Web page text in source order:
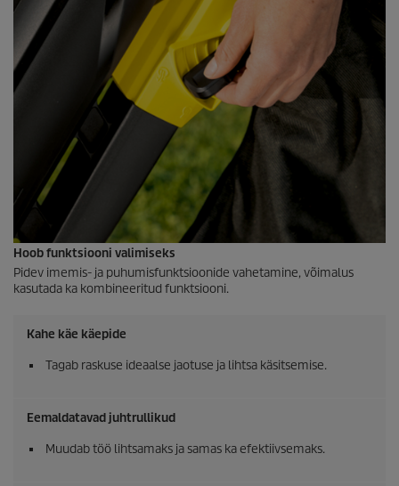
Hoob funktsiooni valimiseks
Pidev imemis- ja puhumisfunktsioonide vahetamine, võimalus
kasutada ka kombineeritud funktsiooni.
Kahe käe käepide
Tagab raskuse ideaalse jaotuse ja lihtsa käsitsemise.
Eemaldatavad juhtrullikud
Muudab töö lihtsamaks ja samas ka efektiivsemaks.